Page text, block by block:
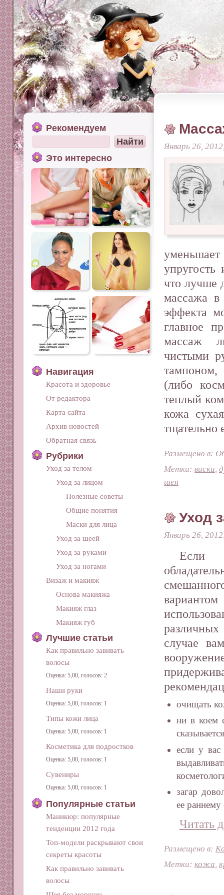
Январь 26,
что лучше
массажа в
эффекта
главное
массаж
чистыми
тампоном,
(либо
теплый
кожа
тщательно
Размещено в:
Метки: виски
шея
Уход
Январь 26,
случае
очищать
ни в коем
если у
загар
ее раннему
Читать
Размещено в:
Метки: кожа,
Рекомендуем
Это интересно
Навигация
Красота и здоровье
От редактора
Карта сайта
Архив новостей
Обратная связь
Рубрики
Уход за телом
Уход за лицом
Полезные советы
Общие понятия
Маски для лица
Уход за шеей
Уход за руками
Уход за ногами
Визаж и макияж
Основа макияжа
Макияж глаз
Макияж губ
Лучшие статьи
Как правильно завивать
волосы
Оценка: 5,00, голосов: 2
Наши руки
Оценка: 5,00, голосов: 1
Типы кожи лица
Оценка: 5,00, голосов: 1
Косметика для подростков
Оценка: 5,00, голосов: 1
Сувениры
Оценка: 5,00, голосов: 1
Популярные статьи
Маникюр: популярные
тенденции 2012 года
Топ-модели раскрывают свои
секреты красоты
Как правильно завивать
волосы